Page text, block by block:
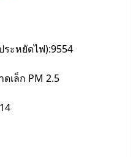
ะหยัดไฟ):9554
เล็ก PM 2.5